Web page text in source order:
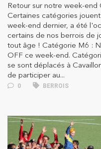
Retour sur notre week-
Certaines catégories
week-end dernier, a été
certains de nos berrois de
tout âge ! Catégorie M6 :
OFF ce week-end.
se sont déplacés à
de participer au...
0 BERROIS